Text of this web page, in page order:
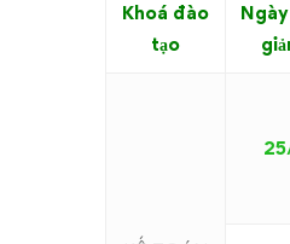
Khoá đào
tạo